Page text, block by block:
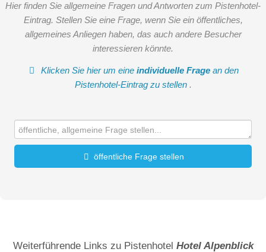
Hier finden Sie allgemeine Fragen und Antworten zum Pistenhotel-
Eintrag. Stellen Sie eine Frage, wenn Sie ein öffentliches,
allgemeines Anliegen haben, das auch andere Besucher
interessieren könnte.
Klicken Sie hier um eineindividuelle Frage an den
Pistenhotel-Eintrag zu stellen .
öffentliche Frage stellen
Weiterführende Links zu Pistenhotel Hotel Alpenblick